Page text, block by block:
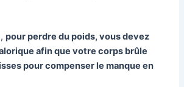
pour perdre du poids, vous devez
afin que votre corps brûle
pour compenser le manque en